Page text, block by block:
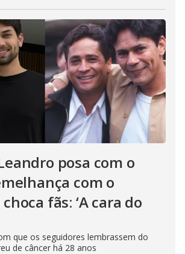
posa com o
com o
fãs: ‘A cara do
que os seguidores lembrassem do
de câncer há 28 anos